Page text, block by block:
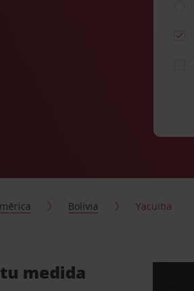
Bolivia Yacuiba
medida